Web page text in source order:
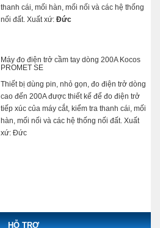
thanh cái, mối hàn, mối nối và các hệ thống
nối đất. Xuất xứ: Đức
Máy đo điện trở cầm tay dòng 200A Kocos
PROMET SE
Thiết bị dùng pin, nhỏ gọn, đo điện trở dòng
cao đến 200A được thiết kế để đo điện trở
tiếp xúc của máy cắt, kiểm tra thanh cái, mối
hàn, mối nối và các hệ thống nối đất. Xuất
xứ: Đức
HỖ TRỢ